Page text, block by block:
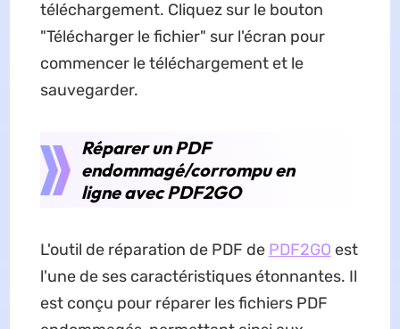
téléchargement. Cliquez sur le bouton
"Télécharger le fichier" sur l'écran pour
commencer le téléchargement et le
sauvegarder.
Réparer un PDF
endommagé/corrompu en
ligne avec PDF2GO
L'outil de réparation de PDF de PDF2GO est
l'une de ses caractéristiques étonnantes. Il
est conçu pour réparer les fichiers PDF